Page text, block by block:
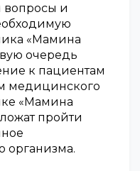
вопросы и
«Мамина
очередь
к пациентам
медицинского
«Мамина
пройти
организма.